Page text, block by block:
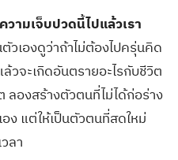
ามเจ็บปวดนี้ไปแล้วเรา
วเองดูว่าถ้าไม่ต้องไปครุ่นคิด
วจะเกิดอันตรายอะไรกับชีวิต
องสร้างตัวตนที่ไม่ได้ก่อร่าง
ง แต่ให้เป็นตัวตนที่สดใหม่
ลา